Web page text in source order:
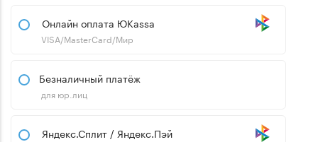
Онлайн оплата ЮKassa
VISA/MasterCard/Мир
Безналичный платёж
для юр.лиц
Яндекс.Сплит / Яндекс.Пэй